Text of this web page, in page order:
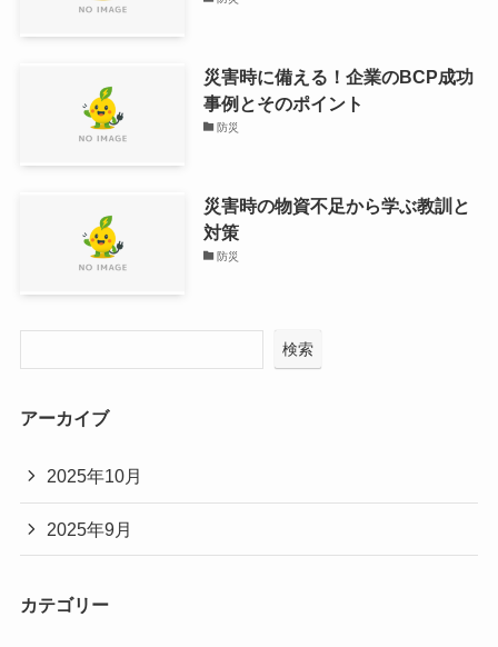
災害時に備える！企業のBCP成功
事例とそのポイント
防災
災害時の物資不足から学ぶ教訓と
対策
防災
検索
アーカイブ
2025年10月
2025年9月
カテゴリー